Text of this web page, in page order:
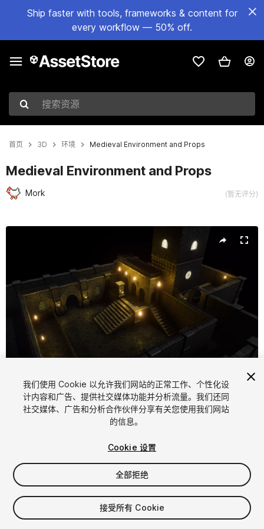
Ship faster with tools, frameworks & content for
every workflow — 50% off.
搜索资源
首页 3D 环境 Medieval Environment and Props
Medieval Environment and Props
Mork (暂无评分)
1/6
$4.99
增值税将在结算时计算
我们使用 Cookie 以允许我们网站的正常工作、个性化设
计内容和广告、提供社交媒体功能并分析流量。我们还同
社交媒体、广告和分析合作伙伴分享有关您使用我们网站
的信息。
Cookie 设置
全部拒绝
接受所有 Cookie